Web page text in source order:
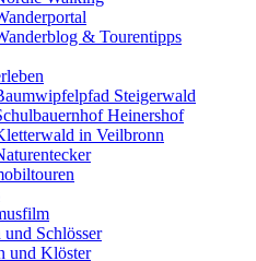
& Tourentipps
Steigerwald
Heinershof
in Veilbronn
Schlösser
und Klöster